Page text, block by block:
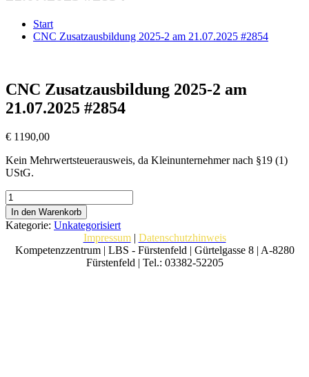
Start
CNC Zusatzausbildung 2025-2 am 21.07.2025 #2854
CNC Zusatzausbildung 2025-2 am
21.07.2025 #2854
€ 1190,00
Kein Mehrwertsteuerausweis, da Kleinunternehmer nach §19 (1)
UStG.
CNC
Zusatzausbildung
2025-
2
am
21.07.2025
In den Warenkorb
Kategorie: Unkategorisiert
Impressum| Datenschutzhinweis
Kompetenzzentrum | LBS - Fürstenfeld | Gürtelgasse 8 | A-8280
Fürstenfeld | Tel.: 03382-52205